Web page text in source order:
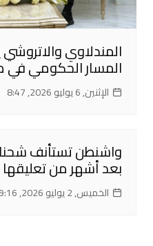
المندلاوي
المسار الحكومي في
الإثنين, 6 يوليو 2026, 8:47
واشنطن تستأنف
بعد أشهر من تعليقها
الخميس, 2 يوليو 2026, 9:16